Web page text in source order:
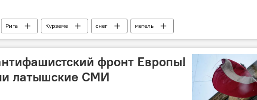
Рига Курземе снег метель
фронт Европы!
латышские СМИ